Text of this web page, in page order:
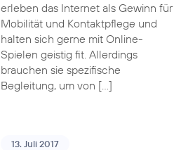
erleben das Internet als Gewinn für
Mobilität und Kontaktpflege und
halten sich gerne mit Online-
Spielen geistig fit. Allerdings
brauchen sie spezifische
Begleitung, um von […]
13. Juli 2017